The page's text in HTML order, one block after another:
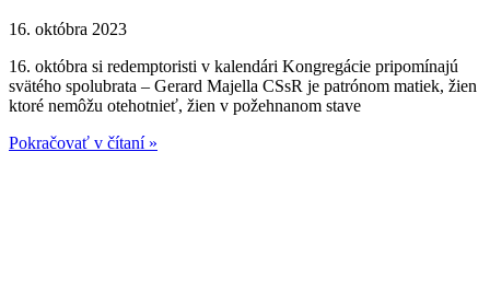
16. októbra 2023
16. októbra si redemptoristi v kalendári Kongregácie pripomínajú
svätého spolubrata – Gerard Majella CSsR je patrónom matiek, žien
ktoré nemôžu otehotnieť, žien v požehnanom stave
Pokračovať v čítaní »